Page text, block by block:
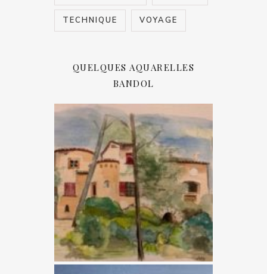
TECHNIQUE VOYAGE
QUELQUES AQUARELLES
BANDOL